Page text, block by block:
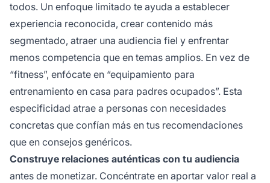
todos. Un enfoque limitado te ayuda a establecer
experiencia reconocida, crear contenido más
segmentado, atraer una audiencia fiel y enfrentar
menos competencia que en temas amplios. En vez de
“fitness”, enfócate en “equipamiento para
entrenamiento en casa para padres ocupados”. Esta
especificidad atrae a personas con necesidades
concretas que confían más en tus recomendaciones
que en consejos genéricos.
Construye relaciones auténticas con tu audiencia
antes de monetizar. Concéntrate en aportar valor real a